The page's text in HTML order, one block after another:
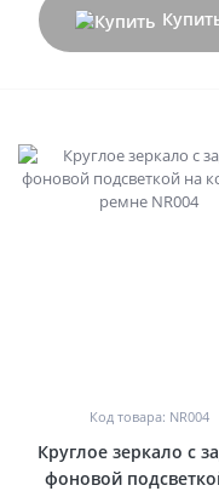
Код товара: NR004
Круглое зеркало с
фоновой